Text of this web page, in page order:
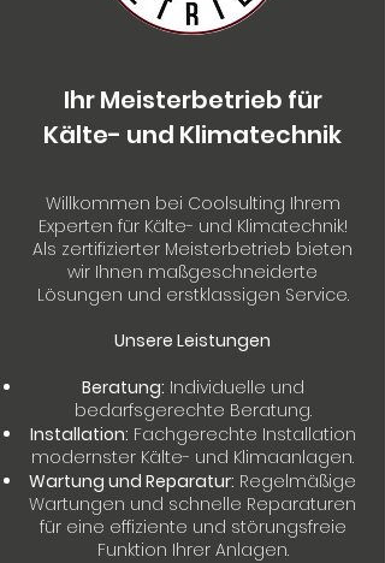
Ihr Meisterbetrieb für
Kälte- und Klimatechnik
Willkommen bei Coolsulting Ihrem
Experten für Kälte- und Klimatechnik!
Als zertifizierter Meisterbetrieb bieten
wir Ihnen maßgeschneiderte
Lösungen und erstklassigen Service.
Unsere Leistungen
Beratung: Individuelle und
bedarfsgerechte Beratung.
Installation: Fachgerechte Installation
modernster Kälte- und Klimaanlagen.
Wartung und Reparatur: Regelmäßige
Wartungen und schnelle Reparaturen
für eine effiziente und störungsfreie
Funktion Ihrer Anlagen.